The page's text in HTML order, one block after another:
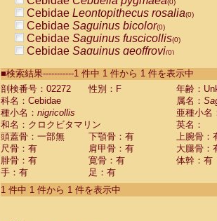
(0)
Cebidae Leontopithecus rosalia(0)
Cebidae Saguinus bicolor(0)
Cebidae Saguinus fuscicollis(0)
Cebidae Saguinus geoffroyi(0)
CebidaeSaguinus labiatus(0)
Cebidae Saguinus leucopus (0)
Cebidae
CebidaeSaguinus mystax
CebidaeSaguinus nigricollis (1)
Cebidae Saguinus oedipus
Cebidae Saguinus weddelli
Cebidae Saguinusspp.
Cebidae Aotus trivirgatus
Cebidae Cebus albifrons
■検索結果-----------1 件中 1 件から 1 件を表示中
剖検番号：02272
性別：F
年齢：
科名：Cebidae
属名：
種小名： nigricollis
亜種小名
和名：クロクビタマリン
英名：
頭蓋骨：一部無
下顎骨：有
上腕骨：
尺骨：有
肩甲骨：有
大腿骨：
腓骨：有
寛骨：有
体幹：有
手：有
足：有
1 件中 1 件から 1 件を表示中